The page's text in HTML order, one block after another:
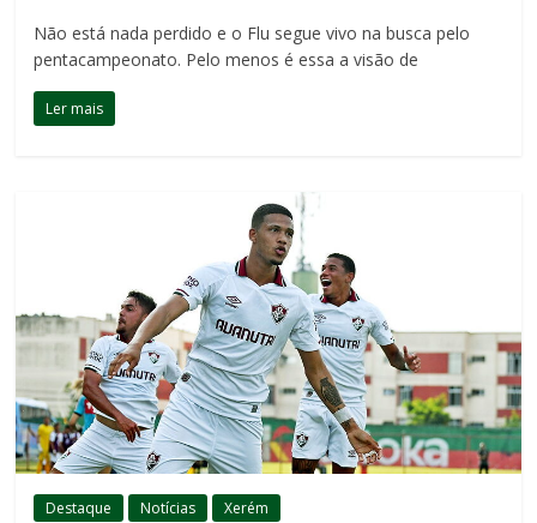
Não está nada perdido e o Flu segue vivo na busca pelo
pentacampeonato. Pelo menos é essa a visão de
Ler mais
Destaque Notícias Xerém